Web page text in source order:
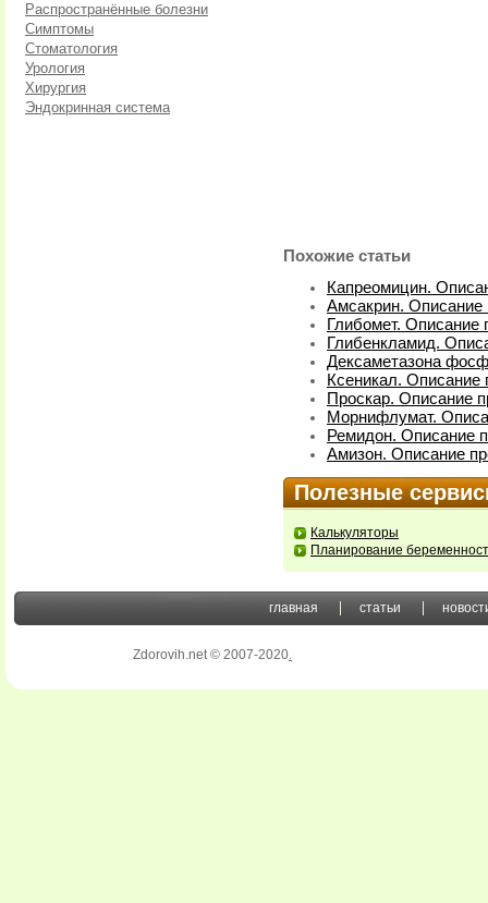
Распространённые болезни
Симптомы
Стоматология
Урология
Хирургия
Эндокринная система
Похожие статьи
Капреомицин.
Амсакрин. Описание
Глибомет. Описание
Глибенкламид.
Дексаметазона
Ксеникал. Описание
Проскар. Описание
Морнифлумат.
Ремидон. Описание
Амизон. Описание
Полезные
Калькуляторы
Планирование
главная статьи
Zdorovih.net © 2007-2020